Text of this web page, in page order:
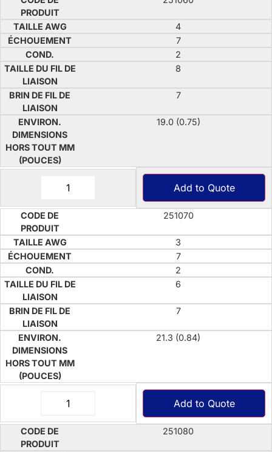
4
7
2
8
7
19.0 (0.75)
Add to Quote
251070
3
7
2
6
7
21.3 (0.84)
Add to Quote
251080